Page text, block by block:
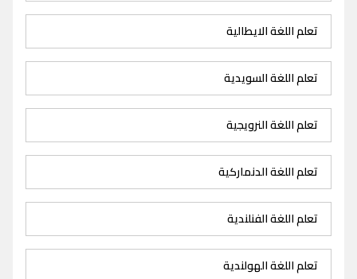
تعلم اللغة الايطالية
تعلم اللغة السويدية
تعلم اللغة النرويجية
تعلم اللغة الدنماركية
تعلم اللغة الفنلندية
تعلم اللغة الهولندية